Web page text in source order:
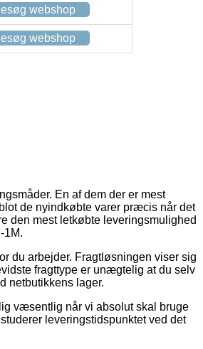
webshop
webshop
En af dem der er mest
de nyindkøbte varer præcis når det
den mest letkøbte leveringsmulighed
1M.
du arbejder. Fragtløsningen viser sig
fragttype er unægtelig at du selv
netbutikkens lager.
væsentlig når vi absolut skal bruge
leveringstidspunktet ved det